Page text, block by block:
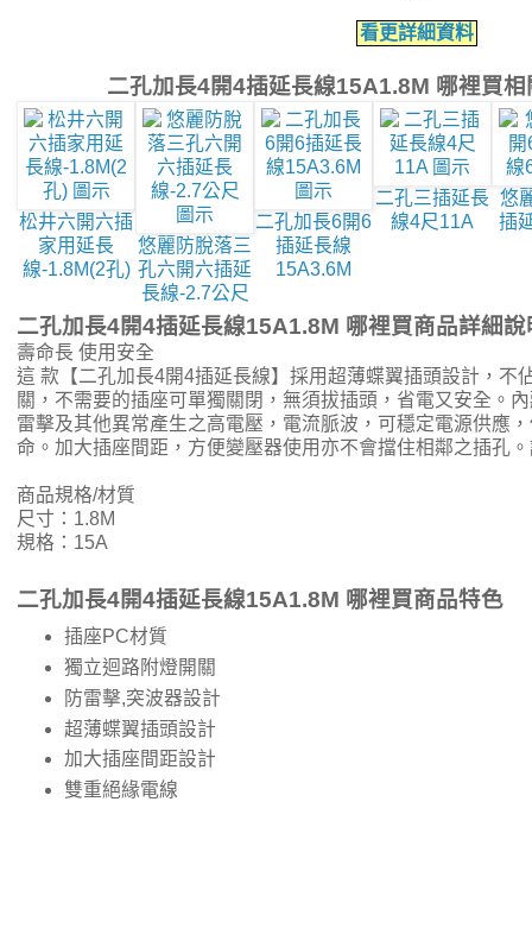
看更詳細資料
二孔加長4開4插延長線15A1.8M 哪裡買
松井六開六插
家用延長
線-1.8M(2孔)
悠麗防脫落三
孔六開六插延
長線-2.7公尺
二孔加長6開6
插延長線
15A3.6M
二孔三插延長
線4尺11A
悠
插
二孔加長4開4插延長線15A1.8M 哪裡買商品詳細說
壽命長 使用安全
這 款【二孔加長4開4插延長線】採用超薄蝶翼插頭設計，不
關，不需要的插座可單獨關閉，無須拔插頭，省電又安全。
雷擊及其他異常產生之高電壓，電流脈波，可穩定電源供應
命。加大插座間距，方便變壓器使用亦不會擋住相鄰之插孔
商品規格/材質
尺寸：1.8M
規格：15A
二孔加長4開4插延長線15A1.8M 哪裡買商品特色
插座PC材質
獨立迴路附燈開關
防雷擊,突波器設計
超薄蝶翼插頭設計
加大插座間距設計
雙重絕緣電線